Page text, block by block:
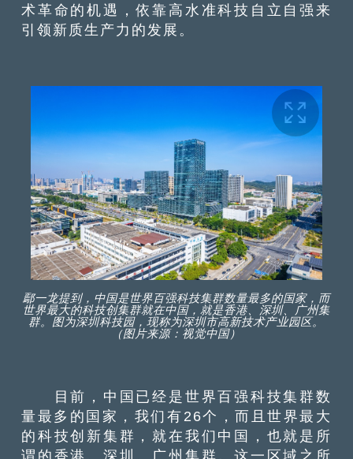
术革命的机遇，依靠高水准科技自立自强来
引领新质生产力的发展。
鄢一龙提到，中国是世界百强科技集群数量最多的国家，而
世界最大的科技创集群就在中国，就是香港、深圳、广州集
群。图为深圳科技园，现称为深圳市高新技术产业园区。
（图片来源：视觉中国）
目前，中国已经是世界百强科技集群数
量最多的国家，我们有26个，而且世界最大
的科技创新集群，就在我们中国，也就是所
谓的香港、深圳、广州集群。这一区域之所